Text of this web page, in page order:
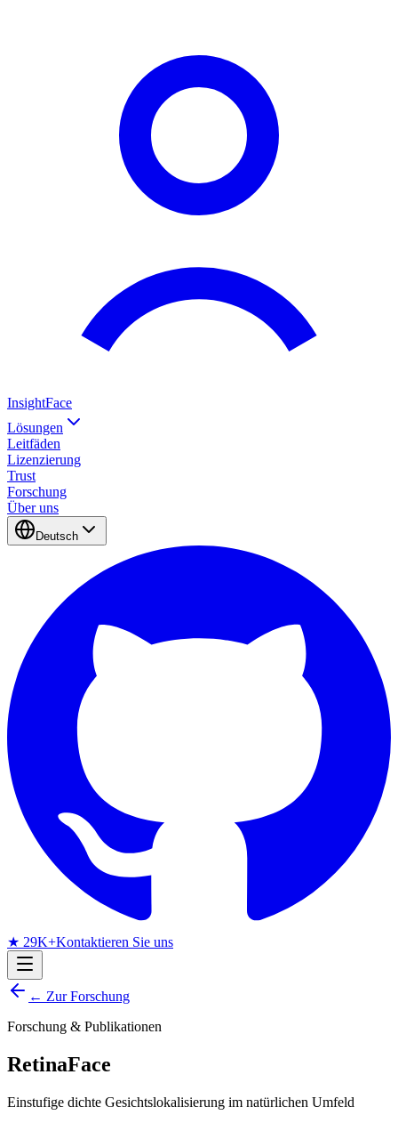
InsightFace
Lösungen
Leitfäden
Lizenzierung
Trust
Forschung
Über uns
Deutsch
★ 29K+Kontaktieren Sie uns
← Zur Forschung
Forschung & Publikationen
RetinaFace
Einstufige dichte Gesichtslokalisierung im natürlichen Umfeld